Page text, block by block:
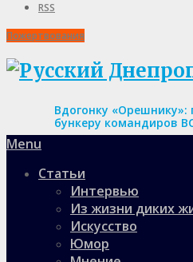
RSS
Пожертвования
Вдогонку «Орешнику»:
бункеру командиров
Menu
Статьи
Интервью
Из жизни диких
Искусство
Юмор